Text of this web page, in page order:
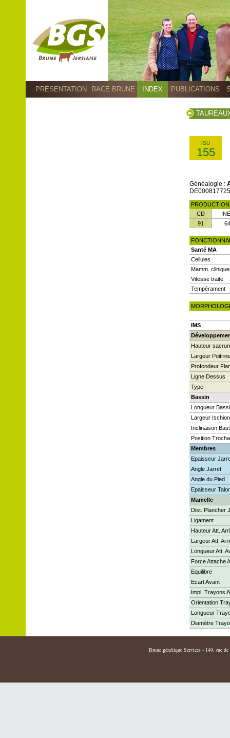
PRÉSENTATION RACE BRUNE INDEX PUBLICATIONS
ISU
155
Généalogie :
CD
91
64
Santé MA
Cellules
Mamm.
Vitesse traite
Tempérament
IMS
Hauteur
Largeur Poitrine
Profondeur
Ligne Dessus
Type
Bassin
Longueur
Largeur
Inclinaison
Position
Membres
Epaisseur
Angle Jarret
Angle du Pied
Epaisseur
Mamelle
Dist. Plancher
Ligament
Hauteur Att.
Largeur Att.
Longueur Att.
Force Attache
Equilibre
Ecart Avant
Impl. Trayons
Orientation
Longueur
Diamètre
Brune génétique Services - 149, rue